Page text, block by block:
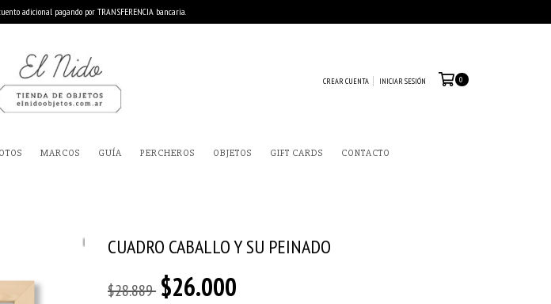
adicional pagando por TRANSFERENCIA bancaria.
CREAR CUENTA INICIAR SESIÓN 0
MARCOS GUÍA PERCHEROS OBJETOS GIFT CARDS CONTACTO
CUADRO CABALLO Y SU PEINADO
$28.889 $26.000